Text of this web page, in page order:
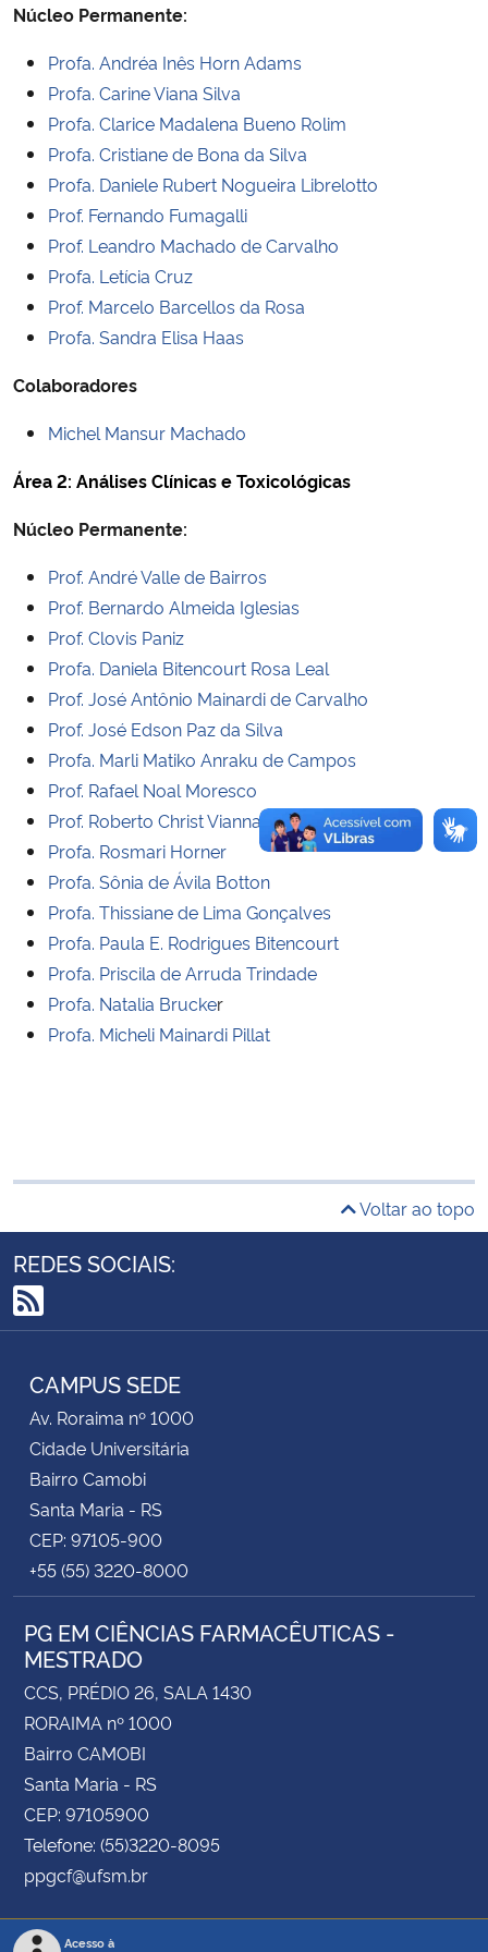
Ministério da Cidadania
Ministério da Saúde
Ministério de Minas e Energia
Ministério da Ciência, Tecnologia, Inovações e Comunicações
Ministério do Meio Ambiente
Ministério do Turismo
Ministério da Mulher, da Família e dos Direitos Humanos
Secretaria-Geral
Advocacia-Geral da União
Banco Central do Brasil
Planalto
Núcleo Permanente:
Profa. Andréa Inês Horn Adams
Profa. Carine Viana Silva
Profa. Clarice Madalena Bueno Rolim
Profa. Cristiane de Bona da Silva
Profa. Daniele Rubert Nogueira Librelotto
Prof. Fernando Fumagalli
Prof. Leandro Machado de Carvalho
Profa. Letícia Cruz
Prof. Marcelo Barcellos da Rosa
Profa. Sandra Elisa Haas
Colaboradores
Michel Mansur Machado
Área 2: Análises Clínicas e Toxicológicas
Núcleo Permanente:
Prof. André Valle de Bairros
Prof. Bernardo Almeida Iglesias
Prof. Clovis Paniz
Profa. Daniela Bitencourt Rosa Leal
Prof. José Antônio Mainardi de Carvalho
Prof. José Edson Paz da Silva
Profa. Marli Matiko Anraku de Campos
Prof. Rafael Noal Moresco
Prof. Roberto Christ Vianna Santos
Profa. Rosmari Horner
Profa. Sônia de Ávila Botton
Profa. Thissiane de Lima Gonçalves
Profa. Paula E. Rodrigues Bitencourt
Profa. Priscila de Arruda Trindade
Profa. Natalia Brucker
Profa. Micheli Mainardi Pillat
Voltar ao topo
REDES SOCIAIS:
RSS
CAMPUS SEDE
Av. Roraima nº 1000
Cidade Universitária
Bairro Camobi
Santa Maria - RS
CEP: 97105-900
+55 (55) 3220-8000
PG EM CIÊNCIAS FARMACÊUTICAS -
MESTRADO
CCS, PRÉDIO 26, SALA 1430
RORAIMA nº 1000
Bairro CAMOBI
Santa Maria - RS
CEP: 97105900
Telefone: (55)3220-8095
ppgcf@ufsm.br
Acesso à